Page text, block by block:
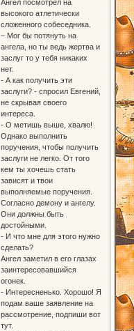
Ангел посмотрел на
высокого атлетически
сложенного собеседника.
– Мог бы потянуть на
ангела, но ты ведь жертва и
заслуг то у тебя никаких
нет.
- А как получить эти
заслуги? - спросил Евгений,
не скрывая своего
интереса.
- О метишь выше, хвалю!
Однако выполнить
поручения, чтобы получить
заслуги не легко. От того
кем ты хочешь стать
зависят и твои
выполняемые поручения.
Согласно демону и ангелу.
Они должны быть
достойными.
- И что мне для этого нужно
сделать?
Ангел заметил в его глазах
заинтересовавшийся
огонек.
- Интересненько. Хорошо! Я
подам ваше заявление на
рассмотрение, подпиши вот
тут.